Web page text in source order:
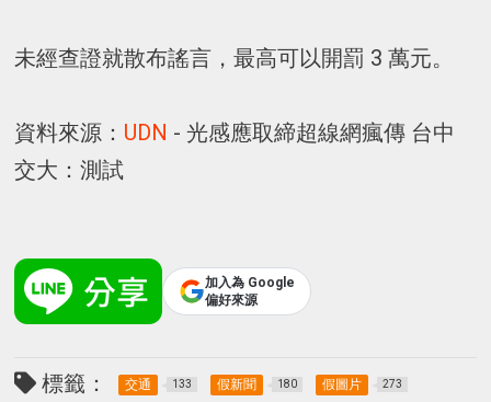
未經查證就散布謠言，最高可以開罰 3 萬元。
資料來源： UDN - 光感應取締超線網瘋傳 台中
交大：測試
加入為 Google
偏好來源
標籤： 交通 133 假新聞 180 假圖片 273